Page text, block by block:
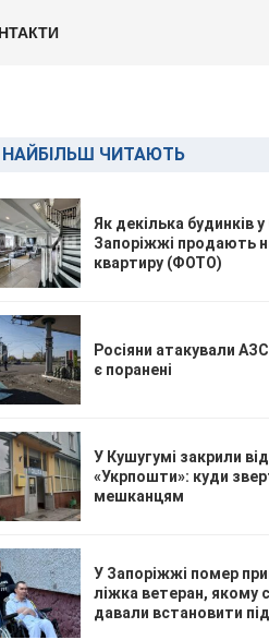
НАЙБІЛЬШ ЧИТАЮТЬ
Як декілька будинків
Запоріжжі продають
квартиру (ФОТО)
Росіяни атакували
є поранені
У Кушугумі закрили
«Укрпошти»: куди
мешканцям
У Запоріжжі помер
ліжка ветеран, якому
давали встановити